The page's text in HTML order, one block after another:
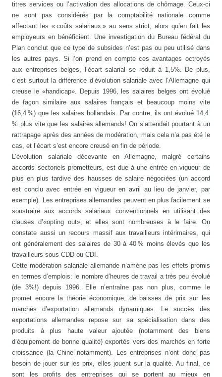
titres services ou l’activation des allocations de chômage. Ceux-ci
ne sont pas considérés par la comptabilité nationale comme
affectant les « coûts salariaux » au sens strict, alors qu’en fait les
employeurs en bénéficient. Une investigation du Bureau fédéral du
Plan conclut que ce type de subsides n’est pas ou peu utilisé dans
les autres pays. Si l’on prend en compte ces avantages octroyés
aux entreprises belges, l’écart salarial se réduit à 1,5%. De plus,
c’est surtout la différence d’évolution salariale avec l’Allemagne qui
creuse le «handicap». Depuis 1996, les salaires belges ont évolué
de façon similaire aux salaires français et beaucoup moins vite
(16,4 %) que les salaires hollandais. Par contre, ils ont évolué 14,4
% plus vite que les salaires allemands! On s’attendait pourtant à un
rattrapage après des années de modération, mais cela n’a pas été le
cas, et l’écart s’est encore creusé en fin de période.
L’évolution salariale décevante en Allemagne, malgré certains
accords sectoriels prometteurs, est due à une entrée en vigueur de
plus en plus tardive des hausses de salaire négociées (un accord
est conclu avec entrée en vigueur en avril au lieu de janvier, par
exemple). Les entreprises allemandes peuvent en plus facilement se
soustraire aux accords salariaux conventionnels en utilisant des
clauses d’«opting out», et elles sont nombreuses à le faire. On
constate aussi un recours massif aux travailleurs intérimaires, qui
ont généralement des salaires de 30 à 40 % moins élevés que les
travailleurs sous CDD ou CDI.
Cette modération salariale allemande n’amène pas les effets promis
en termes d’emplois: le nombre d’heures de travail a très peu évolué
(de 3%!) depuis 1996. Elle n’entraîne pas non plus, comme le
promet encore la théorie économique, de baisses de prix sur les
marchés d’exportation allemands dynamiques. Le succès des
exportations allemandes repose sur sa spécialisation dans des
produits à plus haute valeur ajoutée (notamment des biens
d’équipement de bonne qualité) exportés vers des marchés en forte
croissance (la Chine notamment). Les entreprises n’ont donc pas
besoin de jouer sur les prix, elles jouent sur la qualité. Au final, ce
sont les profits des entreprises qui se portent au mieux en